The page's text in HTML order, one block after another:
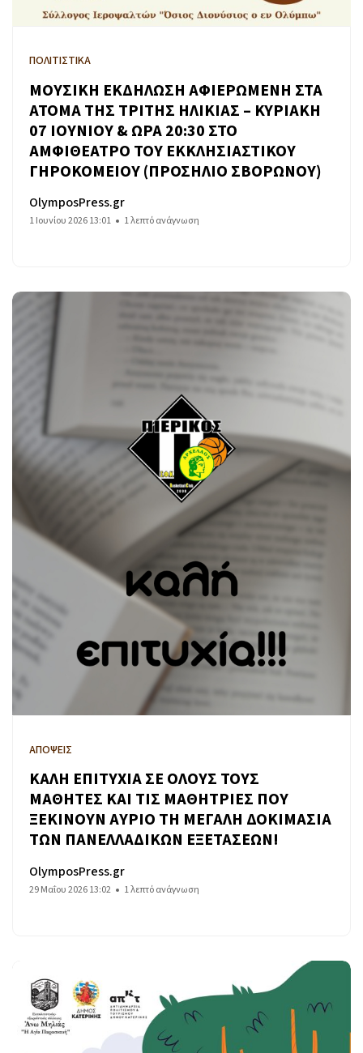
ΠΟΛΙΤΙΣΤΙΚΑ
ΜΟΥΣΙΚΗ ΕΚΔΗΛΩΣΗ ΑΦΙΕΡΩΜΕΝΗ ΣΤΑ
ΑΤΟΜΑ ΤΗΣ ΤΡΙΤΗΣ ΗΛΙΚΙΑΣ – ΚΥΡΙΑΚΗ
07 ΙΟΥΝΙΟΥ & ΩΡΑ 20:30 ΣΤΟ
ΑΜΦΙΘΕΑΤΡΟ ΤΟΥ ΕΚΚΛΗΣΙΑΣΤΙΚΟΥ
ΓΗΡΟΚΟΜΕΙΟΥ (ΠΡΟΣΗΛΙΟ ΣΒΟΡΩΝΟΥ)
OlymposPress.gr
1 Ιουνίου 2026 13:01 1 λεπτό ανάγνωση
ΑΠΟΨΕΙΣ
ΚΑΛΗ ΕΠΙΤΥΧΙΑ ΣΕ ΟΛΟΥΣ ΤΟΥΣ
ΜΑΘΗΤΕΣ ΚΑΙ ΤΙΣ ΜΑΘΗΤΡΙΕΣ ΠΟΥ
ΞΕΚΙΝΟΥΝ ΑΥΡΙΟ ΤΗ ΜΕΓΑΛΗ ΔΟΚΙΜΑΣΙΑ
ΤΩΝ ΠΑΝΕΛΛΑΔΙΚΩΝ ΕΞΕΤΑΣΕΩΝ!
OlymposPress.gr
29 Μαΐου 2026 13:02 1 λεπτό ανάγνωση